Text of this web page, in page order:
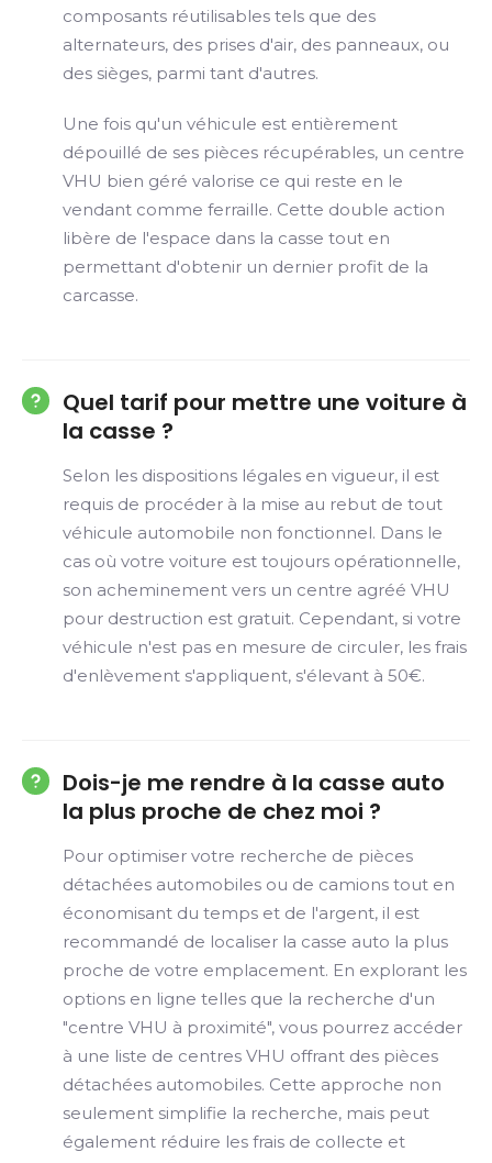
composants réutilisables tels que des
alternateurs, des prises d'air, des panneaux, ou
des sièges, parmi tant d'autres.
Une fois qu'un véhicule est entièrement
dépouillé de ses pièces récupérables, un centre
VHU bien géré valorise ce qui reste en le
vendant comme ferraille. Cette double action
libère de l'espace dans la casse tout en
permettant d'obtenir un dernier profit de la
carcasse.
Quel tarif pour mettre une voiture à
la casse ?
Selon les dispositions légales en vigueur, il est
requis de procéder à la mise au rebut de tout
véhicule automobile non fonctionnel. Dans le
cas où votre voiture est toujours opérationnelle,
son acheminement vers un centre agréé VHU
pour destruction est gratuit. Cependant, si votre
véhicule n'est pas en mesure de circuler, les frais
d'enlèvement s'appliquent, s'élevant à 50€.
Dois-je me rendre à la casse auto
la plus proche de chez moi ?
Pour optimiser votre recherche de pièces
détachées automobiles ou de camions tout en
économisant du temps et de l'argent, il est
recommandé de localiser la casse auto la plus
proche de votre emplacement. En explorant les
options en ligne telles que la recherche d'un
"centre VHU à proximité", vous pourrez accéder
à une liste de centres VHU offrant des pièces
détachées automobiles. Cette approche non
seulement simplifie la recherche, mais peut
également réduire les frais de collecte et